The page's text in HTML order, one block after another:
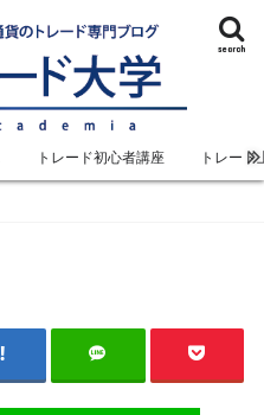
search
トレード初心者講座 トレード